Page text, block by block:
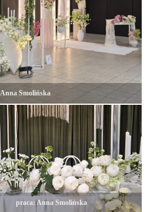
Smolińska
praca: Anna Smolińska